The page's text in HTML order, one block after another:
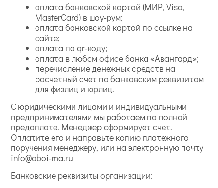
оплата банковской картой (МИР, Visa,
MasterCard) в шоу-рум;
оплата банковской картой по ссылке на
сайте;
оплата по qr-коду;
оплата в любом офисе банка «Авангард»;
перечисление денежных средств на
расчетный счет по банковским реквизитам
для физлиц и юрлиц.
С юридическими лицами и индивидуальными
предпринимателями мы работаем по полной
предоплате. Менеджер сформирует счет.
Оплатите его и направьте копию платежного
поручения менеджеру, или на электронную почту
info@oboi-ma.ru
Банковские реквизиты организации: